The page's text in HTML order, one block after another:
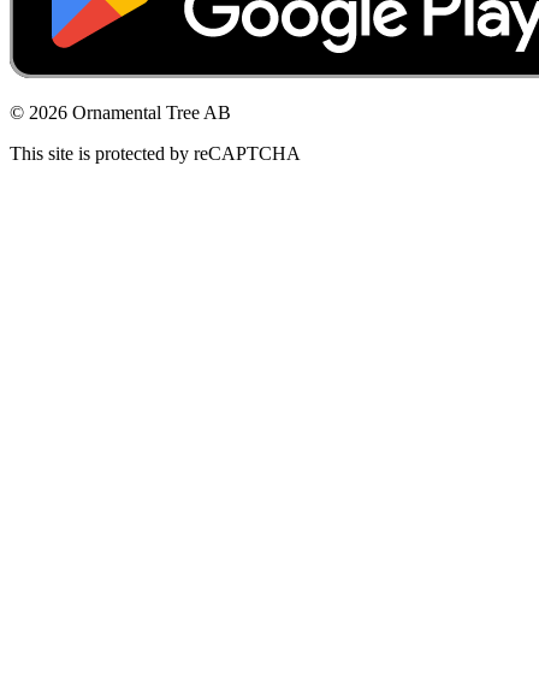
© 2026 Ornamental Tree AB
This site is protected by reCAPTCHA